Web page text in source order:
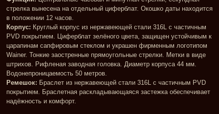
стрелка вынесена на отдельный циферблат. Окошко даты находится
в положении 12 часов.
Корпус: Круглый корпус из нержавеющей стали 316L с частичным
PVD покрытием. Циферблат зелёного цвета, защищен устойчивым к
царапинам сапфировым стеклом и украшен фирменным логотипом
Wainer. Тонкие заостренные прямоугольные стрелки. Метки в виде
штрихов. Рифленая заводная головка. Диаметр корпуса 44 мм.
Водонепроницаемость 50 метров.
Ремешок: Браслет из нержавеющей стали 316L с частичным PVD
покрытием. Браслетная раскладывающаяся застежка обеспечивает
надёжность и комфорт.